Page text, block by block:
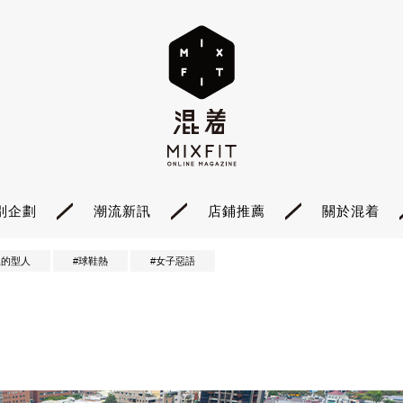
企劃 潮流新訊 店鋪推薦 關於混着
型人 #球鞋熱 #女子惡語